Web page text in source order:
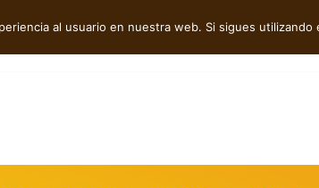
al usuario en nuestra web. Si sigues